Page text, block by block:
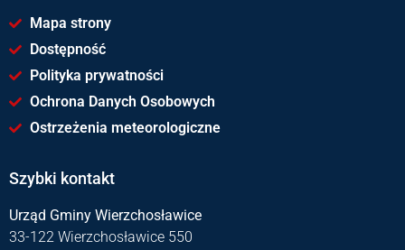
Mapa strony
Dostępność
Polityka prywatności
Ochrona Danych Osobowych
Ostrzeżenia meteorologiczne
Szybki kontakt
Urząd Gminy Wierzchosławice
33-122 Wierzchosławice 550